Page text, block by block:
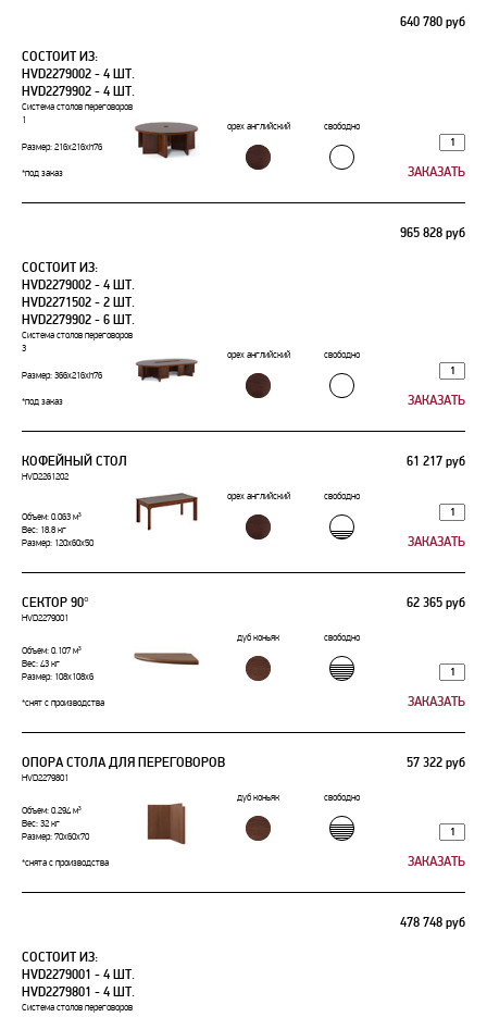
СОСТОИТ ИЗ:
HVD2279002 - 4 ШТ.
HVD2279902 - 4 ШТ.
640 780 руб
Система столов переговоров
1
орех английский
свободно
Размер: 216х216xh76
*под заказ
СОСТОИТ ИЗ:
HVD2279002 - 4 ШТ.
HVD2271502 - 2 ШТ.
HVD2279902 - 6 ШТ.
965 828 руб
Система столов переговоров
3
орех английский
свободно
Размер: 366х216xh76
*под заказ
КОФЕЙНЫЙ СТОЛ 61 217 руб
HVD2261202
орех английский
свободно
Объем: 0.063 м³
Вес: 18.8 кг
Размер: 120x60x50
СЕКТОР 90° 62 365 руб
HVD2279001
дуб коньяк
свободно
Объем: 0.107 м³
Вес: 43 кг
Размер: 108x108x6
*снят с производства
ОПОРА СТОЛА ДЛЯ ПЕРЕГОВОРОВ 57 322 руб
HVD2279801
дуб коньяк
свободно
Объем: 0.294 м³
Вес: 32 кг
Размер: 70x60x70
*снята с производства
СОСТОИТ ИЗ:
HVD2279001 - 4 ШТ.
HVD2279801 - 4 ШТ.
478 748 руб
Система столов переговоров